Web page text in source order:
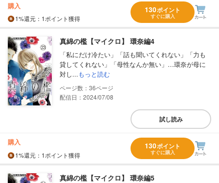
購入
1%還元 ：1ポイント獲得
130ポイント
すぐに購入
真綿の檻【マイクロ】 環奈編4
「私にだけ冷たい」「話も聞いてくれない」「力も
貸してくれない」「母性なんか無い」…環奈が母に
対し...もっと読む
36
配信日：2024/07/08
試し読み
購入
1%還元 ：1ポイント獲得
130ポイント
すぐに購入
真綿の檻【マイクロ】 環奈編5